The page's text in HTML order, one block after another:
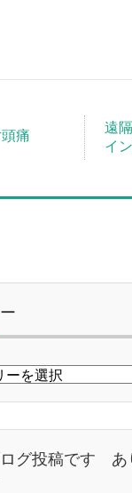
頭痛
遠
イ
ログ投稿です あ